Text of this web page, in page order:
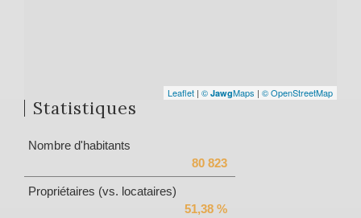
Leaflet | © JawgMaps | © OpenStreetMap
Statistiques
Nombre d'habitants
80 823
Propriétaires (vs. locataires)
51,38 %